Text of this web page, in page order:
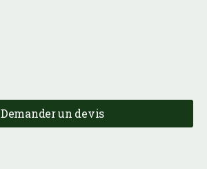
Demander un devis